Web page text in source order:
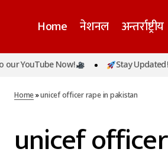
Home नेशनल अन्तर्राष्ट्रीय
YouTube Now! Stay Updated!
Home»unicef officer rape in pakistan
unicef